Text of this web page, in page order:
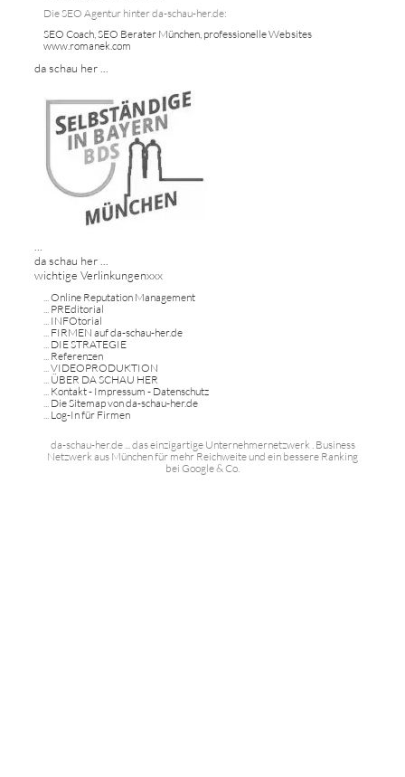
Die SEO Agentur hinter da-schau-her.de:
SEO Coach, SEO Berater München, professionelle Websites
www.romanek.com
da schau her ...
da schau her ...
wichtige Verlinkungenxxx
Online Reputation Management
PREditorial
INFOtorial
FIRMEN auf da-schau-her.de
DIE STRATEGIE
Referenzen
VIDEOPRODUKTION
ÜBER DA SCHAU HER
Kontakt - Impressum - Datenschutz
Die Sitemap von da-schau-her.de
Log-In für Firmen
da-schau-her.de ... das einzigartige Unternehmernetzwerk . Business
Netzwerk aus München für mehr Reichweite und ein bessere Ranking
bei Google & Co.